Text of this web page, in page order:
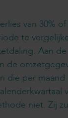
van 30%
te
Aan
die per
niet. Zij